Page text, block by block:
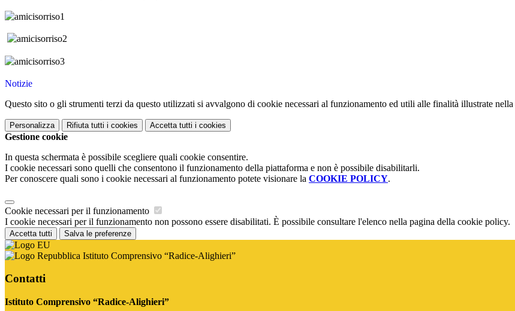
Notizie
Questo sito o gli strumenti terzi da questo utilizzati si avvalgono di cookie necessari al funzionamento ed utili alle finalità illustrate nella
Personalizza Rifiuta tutti i cookies Accetta tutti i cookies
Gestione cookie
In questa schermata è possibile scegliere quali cookie consentire.
I cookie necessari sono quelli che consentono il funzionamento della piattaforma e non è possibile disabilitarli.
Per conoscere quali sono i cookie necessari al funzionamento potete visionare la COOKIE POLICY.
Cookie necessari per il funzionamento
I cookie necessari per il funzionamento non possono essere disabilitati. È possibile consultare l'elenco nella pagina della cookie policy.
Accetta tutti Salva le preferenze
Istituto Comprensivo “Radice-Alighieri”
Contatti
Istituto Comprensivo “Radice-Alighieri”